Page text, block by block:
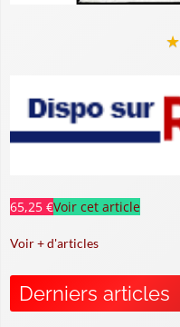
★
65,25 €Voir cet article
Voir + d'articles
Derniers articles